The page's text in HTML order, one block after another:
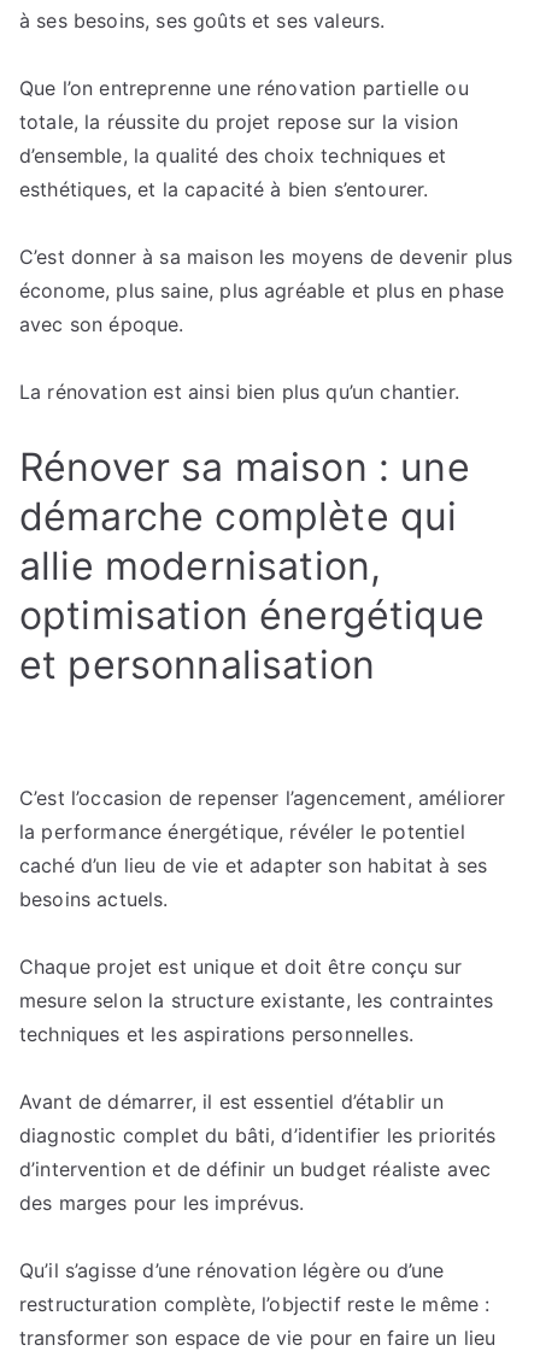
à ses besoins, ses goûts et ses valeurs.
Que l’on entreprenne une rénovation partielle ou
totale, la réussite du projet repose sur la vision
d’ensemble, la qualité des choix techniques et
esthétiques, et la capacité à bien s’entourer.
C’est donner à sa maison les moyens de devenir plus
économe, plus saine, plus agréable et plus en phase
avec son époque.
La rénovation est ainsi bien plus qu’un chantier.
Rénover sa maison : une
démarche complète qui
allie modernisation,
optimisation énergétique
et personnalisation
C’est l’occasion de repens­er l’agencement, améliorer
la performance énergétique, révéler le potentiel
caché d’un lieu de vie et adapter son habitat à ses
besoins actuels.
Chaque projet est unique et doit être conçu sur
mesure selon la structure existante, les contraintes
techniques et les aspirations personnelles.
Avant de démarrer, il est essentiel d’établir un
diagnostic complet du bâti, d’identifier les priorités
d’intervention et de définir un budget réaliste avec
des marges pour les imprévus.
Qu’il s’agisse d’une rénovation légère ou d’une
restructuration complète, l’objectif reste le même :
transformer son espace de vie pour en faire un lieu